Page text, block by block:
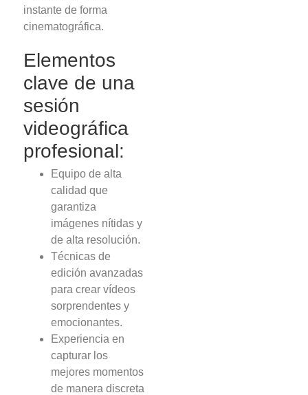
instante de forma
cinematográfica.
Elementos
clave de una
sesión
videográfica
profesional:
Equipo de alta
calidad que
garantiza
imágenes nítidas y
de alta resolución.
Técnicas de
edición avanzadas
para crear vídeos
sorprendentes y
emocionantes.
Experiencia en
capturar los
mejores momentos
de manera discreta